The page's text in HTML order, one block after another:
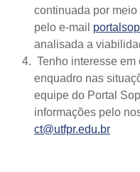
continuada por
pelo e-mail
analisada a
Tenho interesse em
enquadro nas
equipe do Portal
informações pelo
ct@utfpr.edu.br